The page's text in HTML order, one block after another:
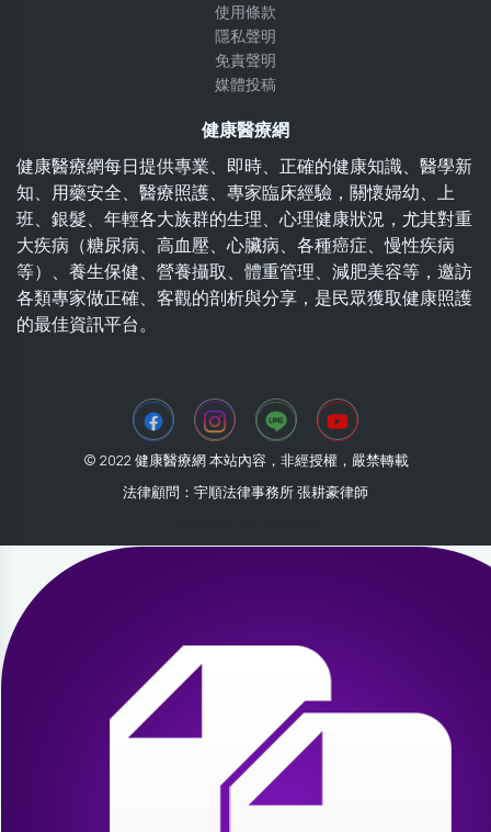
使用條款
隱私聲明
免責聲明
媒體投稿
健康醫療網
健康醫療網每日提供專業、即時、正確的健康知識、醫學新
知、用藥安全、醫療照護、專家臨床經驗，關懷婦幼、上
班、銀髮、年輕各大族群的生理、心理健康狀況，尤其對重
大疾病（糖尿病、高血壓、心臟病、各種癌症、慢性疾病
等）、養生保健、營養攝取、體重管理、減肥美容等，邀訪
各類專家做正確、客觀的剖析與分享，是民眾獲取健康照護
的最佳資訊平台。
© 2022 健康醫療網 本站內容，非經授權，嚴禁轉載
法律顧問：宇順法律事務所 張耕豪律師